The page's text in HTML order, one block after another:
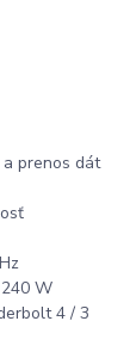
prenos dát
W
4 / 3